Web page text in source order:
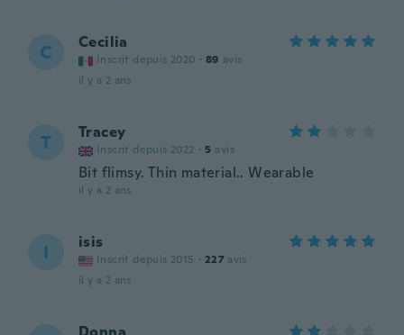
C Cecilia
Inscrit depuis 2020 · 89 avis
il y a 2 ans
T Tracey
Inscrit depuis 2022 · 5 avis
Bit flimsy. Thin material.. Wearable
il y a 2 ans
I isis
Inscrit depuis 2015 · 227 avis
il y a 2 ans